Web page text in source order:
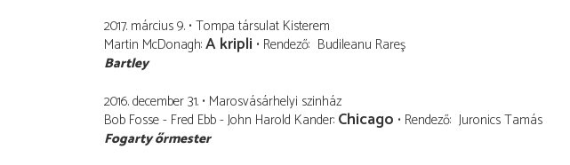
2017. március 9. Tompa társulat Kisterem
Martin McDonagh A kripli Rendező Budileanu Rareş
Bartley
2016. december 31. Marosvásárhelyi szinház
Bob Fosse - Fred Ebb - John Harold Kander Chicago Rendező Juronics Tamás
Fogarty őrmester